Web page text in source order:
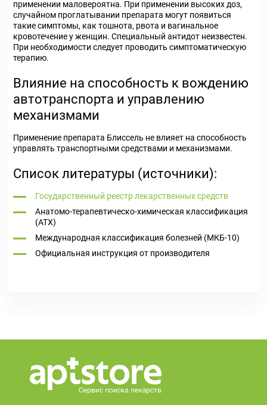
применении маловероятна. При применении высоких доз,
случайном проглатывании препарата могут появиться
такие симптомы, как тошнота, рвота и вагинальное
кровотечение у женщин. Специальный антидот неизвестен.
При необходимости следует проводить симптоматическую
терапию.
Влияние на способность к вождению
автотранспорта и управлению
механизмами
Применение препарата Блиссель не влияет на способность
управлять транспортными средствами и механизмами.
Список литературы (источники):
Государственный реестр лекарственных средств
Анатомо-терапевтическо-химическая классификация
(ATX)
Международная классификация болезней (МКБ-10)
Официальная инструкция от производителя